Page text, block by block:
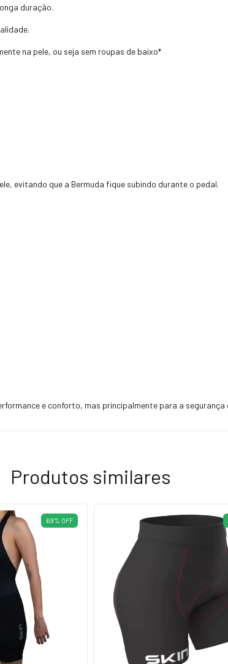
duração.
na pele, ou seja sem roupas de baixo*
evitando que a Bermuda fique subindo durante o pedal.
e conforto, mas principalmente para a segurança
Produtos similares
69% OFF